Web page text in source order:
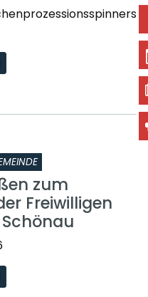
zum
Freiwilligen